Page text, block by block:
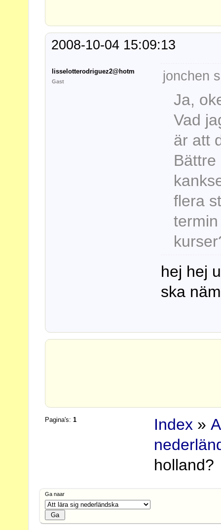
2008-10-04 15:09:13
lisselotterodriguez2@hotm
Gast jonchen
Ja,
Vad
är att
flera
hej hej
ska
Pagina's:1 Index »
holland?
Ga naar